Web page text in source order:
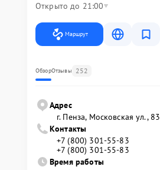
Открыто до 21:00
Маршрут
ОбзорОтзывы 252
Адрес
г. Пенза, Московская ул., 83
Контакты
+7 (800) 301-55-83
+7 (800) 301-55-83
Время работы